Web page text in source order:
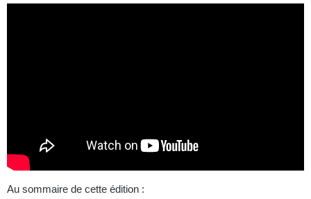
Au sommaire de cette édition :